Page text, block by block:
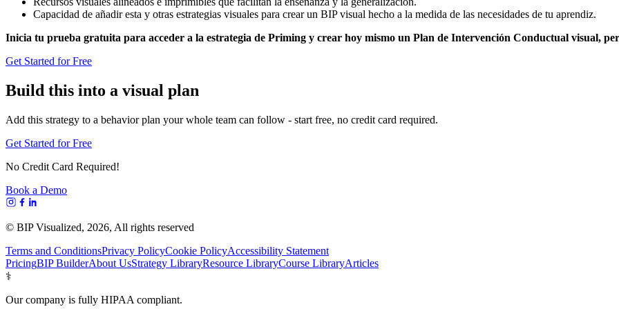
Capacidad de añadir esta y otras estrategias visuales para crear un BIP visual hecho a la medida de las necesidades de tu aprendiz.
Inicia tu prueba gratuita para acceder a la estrategia de Priming y crear hoy mismo un Plan de Intervención Conductual visual,
Get Started for Free
Build this into a visual plan
Add this strategy to a behavior plan your whole team can follow - start free, no credit card required.
Get Started for Free
No Credit Card Required!
Book a Demo
© BIP Visualized, 2026, All rights reserved
Terms and ConditionsPrivacy PolicyCookie PolicyAccessibility Statement
PricingBIP BuilderAbout UsStrategy LibraryResource LibraryCourse LibraryArticles
⚕️
Our company is fully HIPAA compliant.